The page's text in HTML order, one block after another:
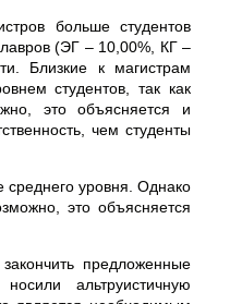
больше студентов
(ЭГ – 10,00%, КГ –
Близкие к магистрам
студентов, так как
это объясняется и
чем студенты
среднего уровня. Однако
это объясняется
предложенные
альтруистичную